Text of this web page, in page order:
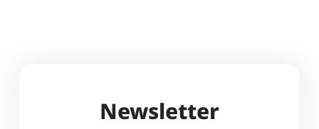
Newsletter